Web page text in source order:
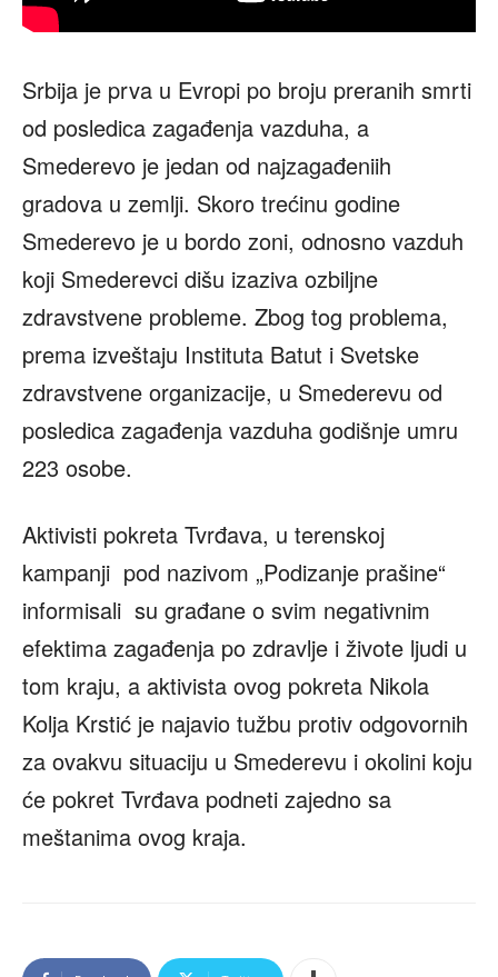
Srbija je prva u Evropi po broju preranih smrti
od posledica zagađenja vazduha, a
Smederevo je jedan od najzagađeniih
gradova u zemlji. Skoro trećinu godine
Smederevo je u bordo zoni, odnosno vazduh
koji Smederevci dišu izaziva ozbiljne
zdravstvene probleme. Zbog tog problema,
prema izveštaju Instituta Batut i Svetske
zdravstvene organizacije, u Smederevu od
posledica zagađenja vazduha godišnje umru
223 osobe.
Aktivisti pokreta Tvrđava, u terenskoj
kampanji pod nazivom „Podizanje prašine“
informisali su građane o svim negativnim
efektima zagađenja po zdravlje i živote ljudi u
tom kraju, a aktivista ovog pokreta Nikola
Kolja Krstić je najavio tužbu protiv odgovornih
za ovakvu situaciju u Smederevu i okolini koju
će pokret Tvrđava podneti zajedno sa
meštanima ovog kraja.